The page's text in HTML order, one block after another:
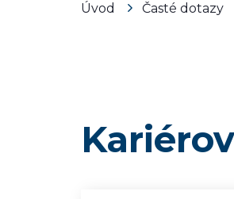
Úvod Časté dotazy